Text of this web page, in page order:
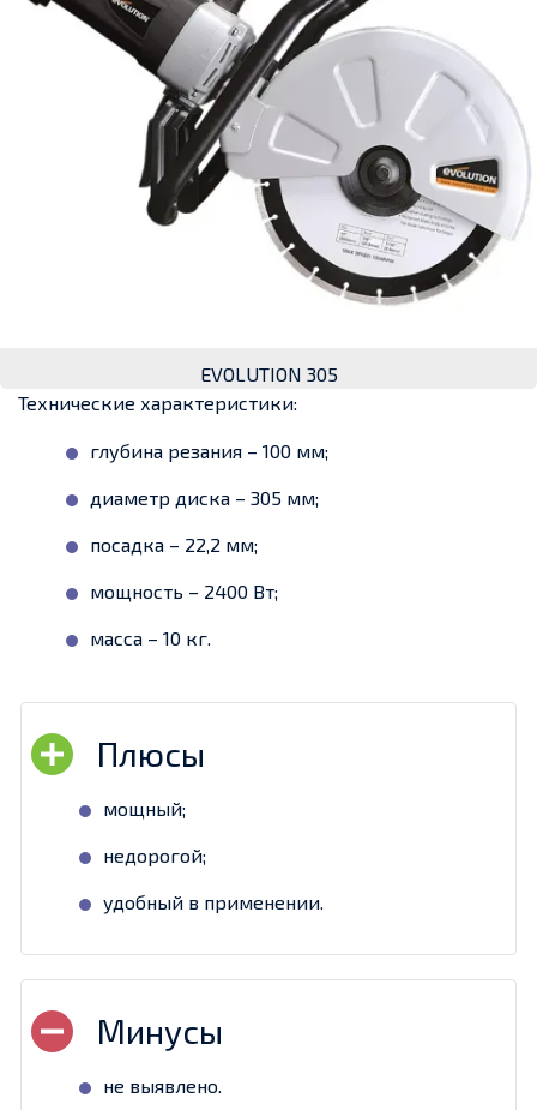
EVOLUTION 305
Технические характеристики:
глубина резания – 100 мм;
диаметр диска – 305 мм;
посадка – 22,2 мм;
мощность – 2400 Вт;
масса – 10 кг.
мощный;
недорогой;
удобный в применении.
не выявлено.